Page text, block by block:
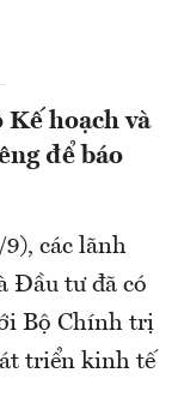
Kế hoạch và
để báo
các lãnh
Đầu tư đã có
Bộ Chính trị
triển kinh tế